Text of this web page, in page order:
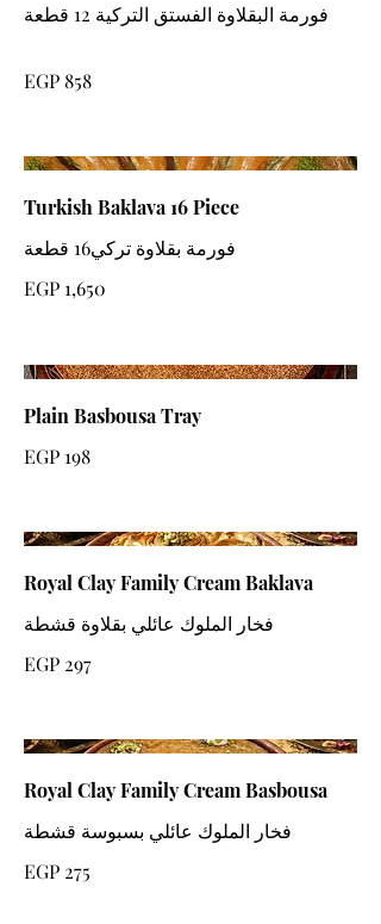
فورمة البقلاوة الفستق التركية 12 قطعة
EGP 858
Turkish Baklava 16 Piece
EGP 1,650
Plain Basbousa Tray
EGP 198
Royal Clay Family Cream Baklava
فخار الملوك عائلي بقلاوة قشطة
EGP 297
Royal Clay Family Cream Basbousa
فخار الملوك عائلي بسبوسة قشطة
EGP 275